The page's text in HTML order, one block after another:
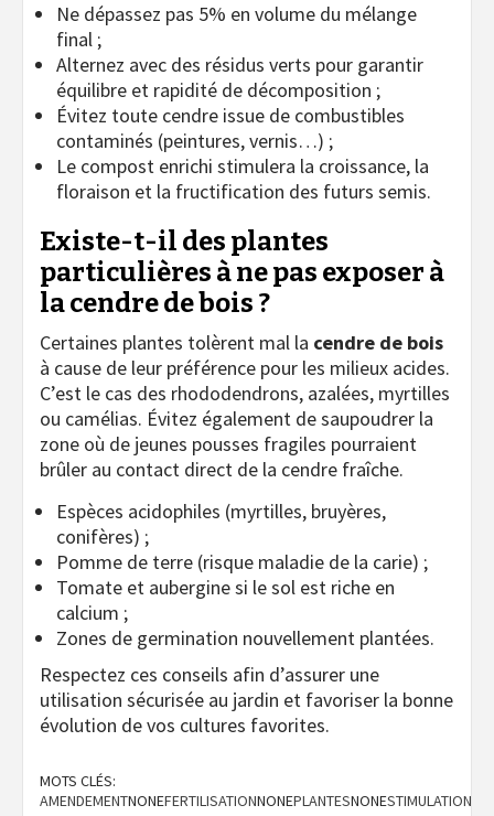
Ne dépassez pas 5% en volume du mélange
final ;
Alternez avec des résidus verts pour garantir
équilibre et rapidité de décomposition ;
Évitez toute cendre issue de combustibles
contaminés (peintures, vernis…) ;
Le compost enrichi stimulera la croissance, la
floraison et la fructification des futurs semis.
Existe-t-il des plantes
particulières à ne pas exposer à
la cendre de bois ?
Certaines plantes tolèrent mal la cendre de bois
à cause de leur préférence pour les milieux acides.
C’est le cas des rhododendrons, azalées, myrtilles
ou camélias. Évitez également de saupoudrer la
zone où de jeunes pousses fragiles pourraient
brûler au contact direct de la cendre fraîche.
Espèces acidophiles (myrtilles, bruyères,
conifères) ;
Pomme de terre (risque maladie de la carie) ;
Tomate et aubergine si le sol est riche en
calcium ;
Zones de germination nouvellement plantées.
Respectez ces conseils afin d’assurer une
utilisation sécurisée au jardin et favoriser la bonne
évolution de vos cultures favorites.
MOTS CLÉS:
AMENDEMENTNONEFERTILISATIONNONEPLANTESNONESTIMULATION